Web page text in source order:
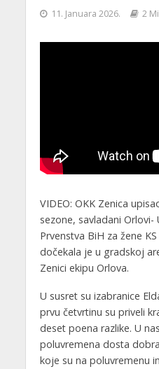
11. Januara 2026. 2
VIDEO: OKK Zenica
sezone, savladani Orlovi-
Prvenstva BiH za žene
dočekala je u gradskoj
Zenici ekipu Orlova.
U susret su izabranice
prvu četvrtinu su priveli
deset poena razlike. U
poluvremena dosta
koje su na poluvremenu